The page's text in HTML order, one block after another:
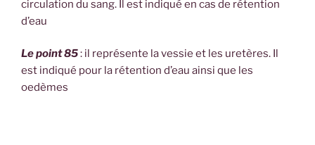
circulation du sang. Il est indiqué en cas de rétention
d’eau
Le point 85: il représente la vessie et les uretères. Il
est indiqué pour la rétention d’eau ainsi que les
oedèmes